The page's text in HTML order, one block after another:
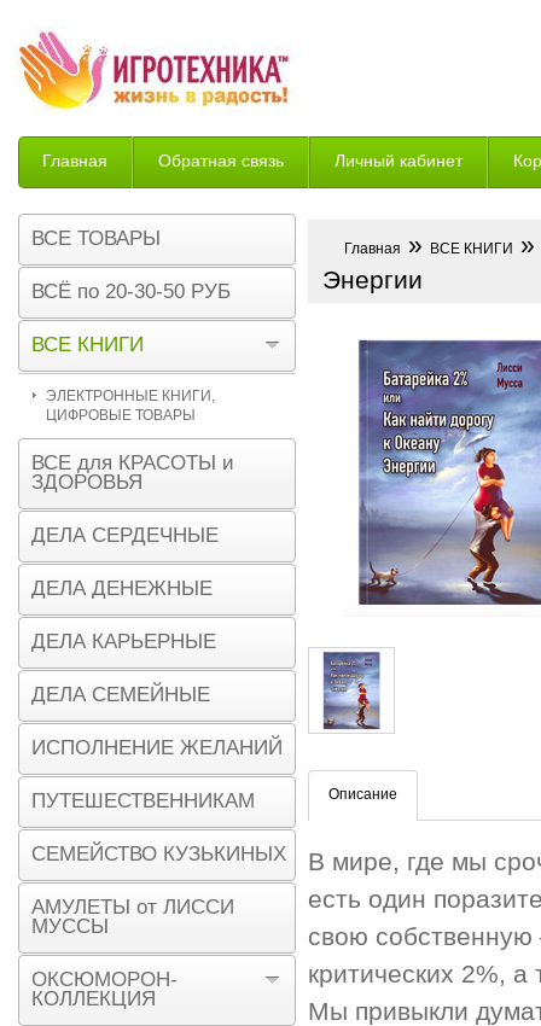
Главная Обратная связь Личный кабинет
Возврат
Главная » ВСЕ КНИГИ
»
Энергии
Описание
В мире, где мы
есть один
свою
критических 2%,
Мы привыкли
ВСЕ ТОВАРЫ
ВСЁ по 20-30-50 РУБ
ВСЕ КНИГИ
ЭЛЕКТРОННЫЕ КНИГИ,
ЦИФРОВЫЕ ТОВАРЫ
ВСЕ для КРАСОТЫ и
ЗДОРОВЬЯ
ДЕЛА СЕРДЕЧНЫЕ
ДЕЛА ДЕНЕЖНЫЕ
ДЕЛА КАРЬЕРНЫЕ
ДЕЛА СЕМЕЙНЫЕ
ИСПОЛНЕНИЕ ЖЕЛАНИЙ
ПУТЕШЕСТВЕННИКАМ
СЕМЕЙСТВО КУЗЬКИНЫХ
АМУЛЕТЫ от ЛИССИ
МУССЫ
ОКСЮМОРОН-
КОЛЛЕКЦИЯ